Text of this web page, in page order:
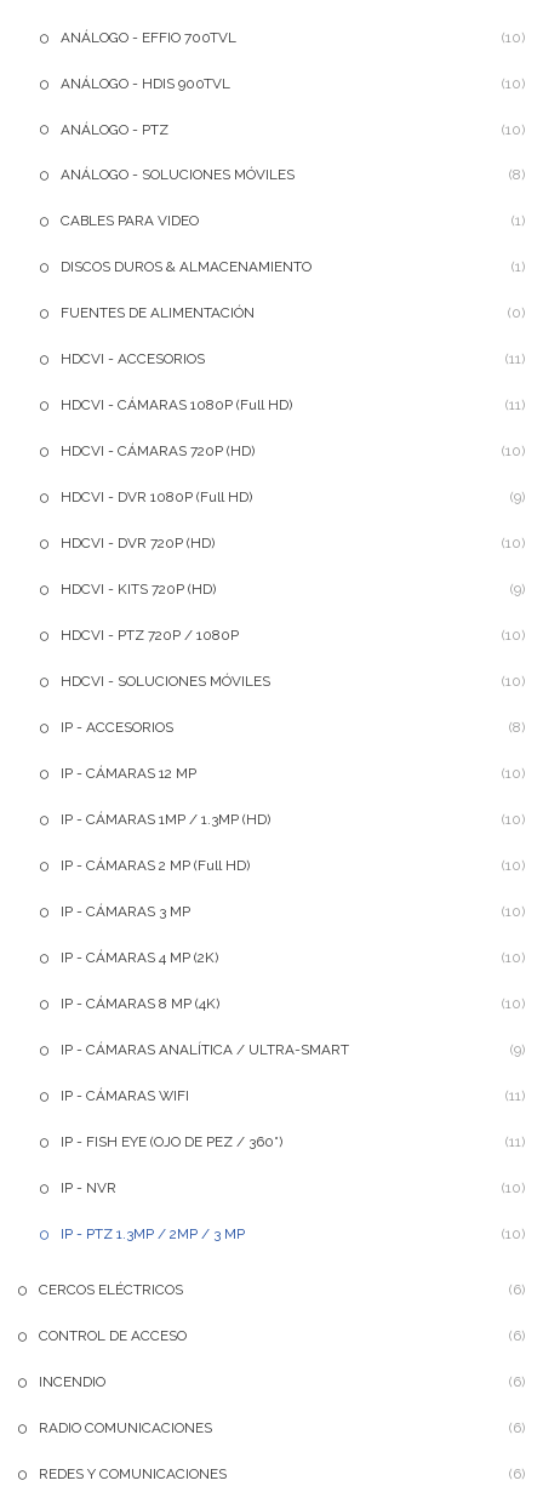
ANÁLOGO - EFFIO 700TVL (10)
ANÁLOGO - HDIS 900TVL (10)
ANÁLOGO - PTZ (10)
ANÁLOGO - SOLUCIONES MÓVILES (8)
CABLES PARA VIDEO (1)
DISCOS DUROS & ALMACENAMIENTO (1)
FUENTES DE ALIMENTACIÓN (0)
HDCVI - ACCESORIOS (11)
HDCVI - CÁMARAS 1080P (Full HD) (11)
HDCVI - CÁMARAS 720P (HD) (10)
HDCVI - DVR 1080P (Full HD) (9)
HDCVI - DVR 720P (HD) (10)
HDCVI - KITS 720P (HD) (9)
HDCVI - PTZ 720P / 1080P (10)
HDCVI - SOLUCIONES MÓVILES (10)
IP - ACCESORIOS (8)
IP - CÁMARAS 12 MP (10)
IP - CÁMARAS 1MP / 1.3MP (HD) (10)
IP - CÁMARAS 2 MP (Full HD) (10)
IP - CÁMARAS 3 MP (10)
IP - CÁMARAS 4 MP (2K) (10)
IP - CÁMARAS 8 MP (4K) (10)
IP - CÁMARAS ANALÍTICA / ULTRA-SMART (9)
IP - CÁMARAS WIFI (11)
IP - FISH EYE (OJO DE PEZ / 360°) (11)
IP - NVR (10)
IP - PTZ 1.3MP / 2MP / 3 MP (10)
CERCOS ELÉCTRICOS (6)
CONTROL DE ACCESO (6)
INCENDIO (6)
RADIO COMUNICACIONES (6)
REDES Y COMUNICACIONES (6)